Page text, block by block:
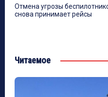
Отмена угрозы
снова принимает рейсы
Читаемое